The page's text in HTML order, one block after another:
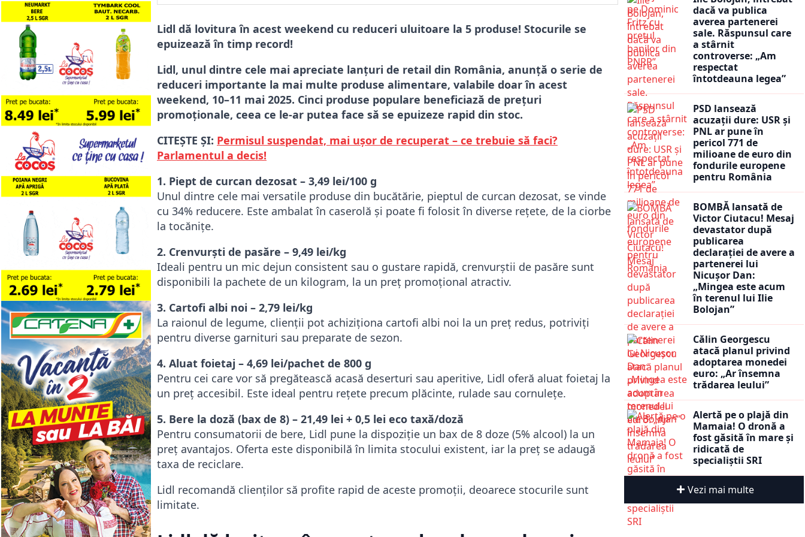
Lidl dă lovitura în acest weekend cu reduceri uluitoare la 5 produse! Stocurile se
epuizează în timp record!
Lidl, unul dintre cele mai apreciate lanțuri de retail din România, anunță o serie de
reduceri importante la mai multe produse alimentare, valabile doar în acest
weekend, 10–11 mai 2025. Cinci produse populare beneficiază de prețuri
promoționale, ceea ce le-ar putea face să se epuizeze rapid din stoc.
CITEȘTE ȘI: Permisul suspendat, mai ușor de recuperat – ce trebuie să faci?
Parlamentul a decis!
1. Piept de curcan dezosat – 3,49 lei/100 g
Unul dintre cele mai versatile produse din bucătărie, pieptul de curcan dezosat, se vinde
cu 34% reducere. Este ambalat în caserolă și poate fi folosit în diverse rețete, de la ciorbe
la tocănițe.
2. Crenvurști de pasăre – 9,49 lei/kg
Ideali pentru un mic dejun consistent sau o gustare rapidă, crenvurștii de pasăre sunt
disponibili la pachete de un kilogram, la un preț promoțional atractiv.
3. Cartofi albi noi – 2,79 lei/kg
La raionul de legume, clienții pot achiziționa cartofi albi noi la un preț redus, potriviți
pentru diverse garnituri sau preparate de sezon.
4. Aluat foietaj – 4,69 lei/pachet de 800 g
Pentru cei care vor să pregătească acasă deserturi sau aperitive, Lidl oferă aluat foietaj la
un preț accesibil. Este ideal pentru rețete precum plăcinte, rulade sau cornulețe.
5. Bere la doză (bax de 8) – 21,49 lei + 0,5 lei eco taxă/doză
Pentru consumatorii de bere, Lidl pune la dispoziție un bax de 8 doze (5% alcool) la un
preț avantajos. Oferta este disponibilă în limita stocului existent, iar la preț se adaugă
taxa de reciclare.
Lidl recomandă clienților să profite rapid de aceste promoții, deoarece stocurile sunt
limitate.
dacă va publica
averea partenerei
sale. Răspunsul care
a stârnit
controverse: „Am
respectat
întotdeauna legea”
PSD lansează
acuzații dure: USR și
PNL ar pune în
pericol 771 de
milioane de euro din
fondurile europene
pentru România
BOMBĂ lansată de
Victor Ciutacu! Mesaj
devastator după
publicarea
declarației de avere a
partenerei lui
Nicușor Dan:
„Mingea este acum
în terenul lui Ilie
Bolojan”
Călin Georgescu
atacă planul privind
adoptarea monedei
euro: „Ar însemna
trădarea leului”
Alertă pe o plajă din
Mamaia! O dronă a
fost găsită în mare și
ridicată de
specialiștii SRI
Vezi mai multe